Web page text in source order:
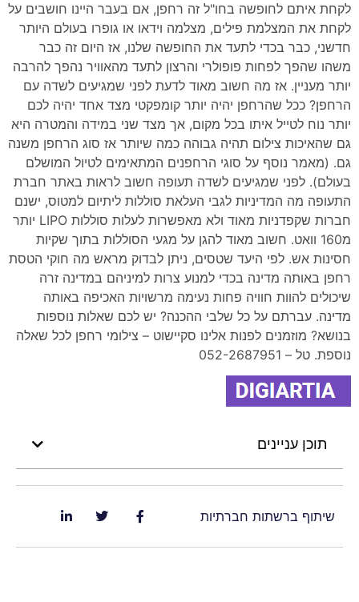
לקחת איתם לחופשה בחו"ל זה רחפן, אם בעבר היינו חושבים על
לקחת את המצלמת פילים, מצלמה וידאו או גופרו בעולם היותר
חדשני, כבר בכדי לתעד את החופשה שלנו, אז היום זה כבר
משהו שהפך לפחות פופולרי והרצון לתעד מהאוויר נהפך להרבה
יותר מעניין. אז מה חשוב מאוד לדעת לפני שמגיעים לשדה עם
הרחפן? ככל שהרחפן יהיה יותר קומפקטי מצד אחד יהיה לכם
יותר נוח לטייל איתו בכל מקום, אך מצד שני במידה והמטרה היא
גם שהאיכות צילום תהיה גבוהה כמה שיותר אז סוג הרחפן משנה
גם. (מאמר נוסף על סוגי הרחפנים המתאימים לטיול המושלם
בעולם). לפני שמגיעים לשדה תעופה חשוב לראות באתר חברת
התעופה מה המדיניות לגבי העלאת סוללות ליתיום למטוס, ישנם
חברות שקפדניות מאוד ולא מאפשרות לעלות סוללות LIPO יותר
מ160 וואט. חשוב מאוד להגן על מגעי הסוללות בתוך שקיות
חסינות אש. לפי היעד שטסים, ניתן לבדוק מראש מה חוקי הטסת
רחפן באותה מדינה בכדי למנוע צרות למיניהם במדינה זרה
שיכולים להוות חוויה פחות נעימה מרשויות האכיפה באותה
מדינה. עברתם על כל שלבי ההכנה? יש לכם שאלות נוספות
בנושא? מוזמנים לפנות אלינו סקיישוט – צילומי רחפן לכל שאלה
נוספת. טל – 052-2687951
תוכן עניינים
שיתוף ברשתות חברתיות